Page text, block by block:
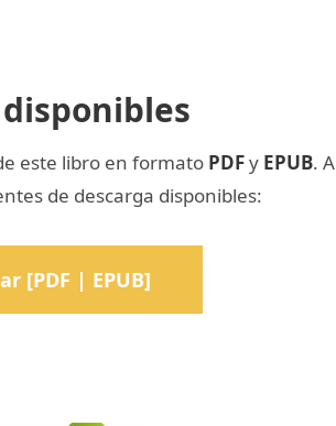
este libro en formato PDFy EPUB. A
de descarga disponibles:
[PDF | EPUB]